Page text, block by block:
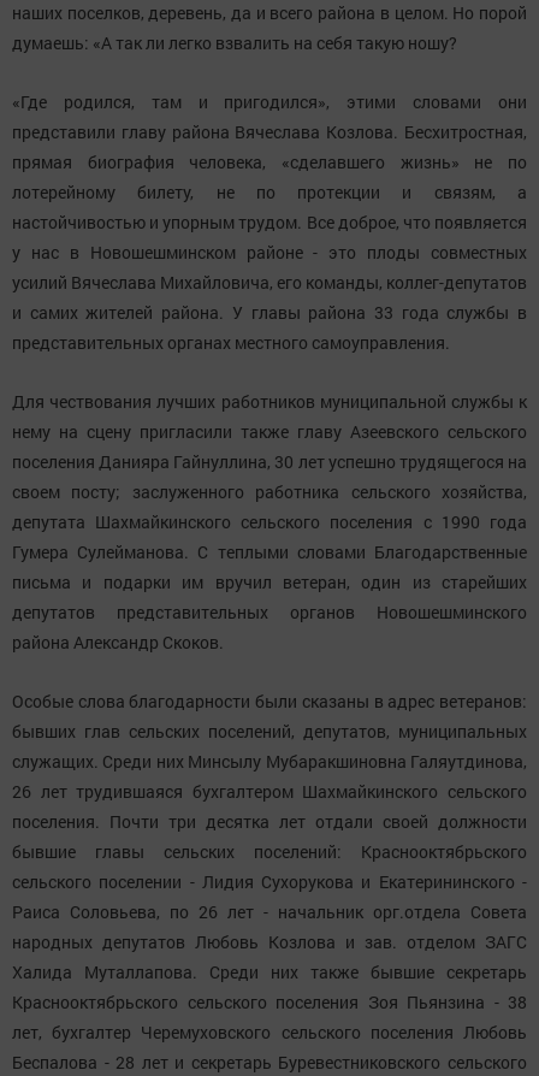
наших поселков, деревень, да и всего района в целом. Но порой
думаешь: «А так ли легко взвалить на себя такую ношу?
«Где родился, там и пригодился», этими словами они
представили главу района Вячеслава Козлова. Бесхитростная,
прямая биография человека, «сделавшего жизнь» не по
лотерейному билету, не по протекции и связям, а
настойчивостью и упорным трудом. Все доброе, что появляется
у нас в Новошешминском районе - это плоды совместных
усилий Вячеслава Михайловича, его команды, коллег-депутатов
и самих жителей района. У главы района 33 года службы в
представительных органах местного самоуправления.
Для чествования лучших работников муниципальной службы к
нему на сцену пригласили также главу Азеевского сельского
поселения Данияра Гайнуллина, 30 лет успешно трудящегося на
своем посту; заслуженного работника сельского хозяйства,
депутата Шахмайкинского сельского поселения с 1990 года
Гумера Сулейманова. С теплыми словами Благодарственные
письма и подарки им вручил ветеран, один из старейших
депутатов представительных органов Новошешминского
района Александр Скоков.
Особые слова благодарности были сказаны в адрес ветеранов:
бывших глав сельских поселений, депутатов, муниципальных
служащих. Среди них Минсылу Мубаракшиновна Галяутдинова,
26 лет трудившаяся бухгалтером Шахмайкинского сельского
поселения. Почти три десятка лет отдали своей должности
бывшие главы сельских поселений: Краснооктябрьского
сельского поселении - Лидия Сухорукова и Екатерининского -
Раиса Соловьева, по 26 лет - начальник орг.отдела Совета
народных депутатов Любовь Козлова и зав. отделом ЗАГС
Халида Муталлапова. Среди них также бывшие секретарь
Краснооктябрьского сельского поселения Зоя Пьянзина - 38
лет, бухгалтер Черемуховского сельского поселения Любовь
Беспалова - 28 лет и секретарь Буревестниковского сельского